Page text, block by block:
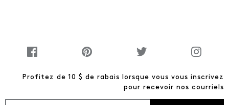
Profitez de 10 $ de rabais lorsque vous vous inscrivez
pour recevoir nos courriels